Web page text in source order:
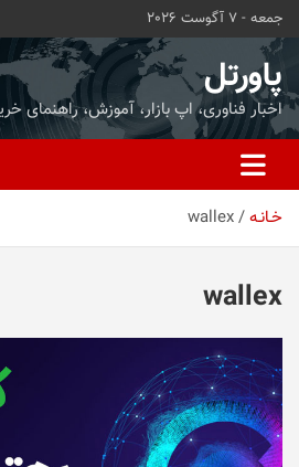
محتوا
بروید
جمعه - 7 آگوست 2026
پاورتل
اخبار فناوری، اپ بازار، آموزش، راهنمای
خـانـه wallex
wallex